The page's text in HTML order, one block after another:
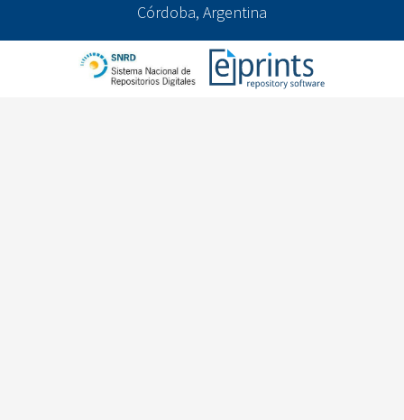
Córdoba, Argentina